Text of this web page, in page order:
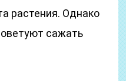
растения. Однако
сажать